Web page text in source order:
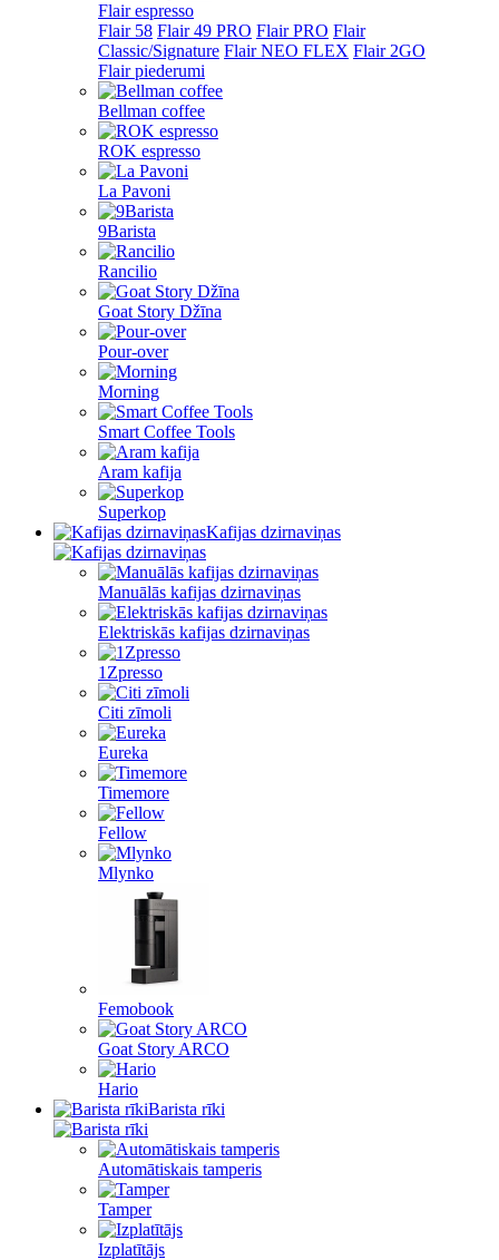
Flair espresso
Flair 58 Flair 49 PRO Flair PRO Flair
Classic/Signature Flair NEO FLEX Flair 2GO
Flair piederumi
Bellman coffee
ROK espresso
La Pavoni
9Barista
Rancilio
Goat Story Džīna
Pour-over
Morning
Smart Coffee Tools
Aram kafija
Superkop
Kafijas dzirnaviņas
Manuālās kafijas dzirnaviņas
Elektriskās kafijas dzirnaviņas
1Zpresso
Citi zīmoli
Eureka
Timemore
Fellow
Mlynko
Femobook
Goat Story ARCO
Hario
Barista rīki
Automātiskais tamperis
Tamper
Izplatītājs